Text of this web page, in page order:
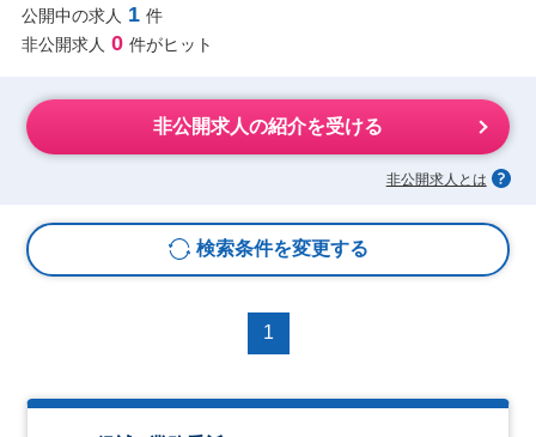
公開中の求人 1 件
非公開求人 0 件がヒット
非公開求人の紹介を受ける
非公開求人とは
検索条件を変更する
1